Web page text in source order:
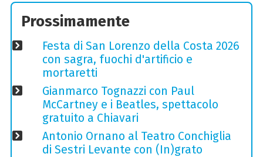
Prossimamente
Festa di San Lorenzo della Costa 2026
con sagra, fuochi d'artificio e
mortaretti
Gianmarco Tognazzi con Paul
McCartney e i Beatles, spettacolo
gratuito a Chiavari
Antonio Ornano al Teatro Conchiglia
di Sestri Levante con (In)grato